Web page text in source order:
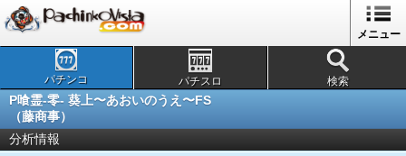
メニュー
パチンコ パチスロ 検索
P喰霊-零- 葵上〜あおいのうえ〜FS
（藤商事）
分析情報